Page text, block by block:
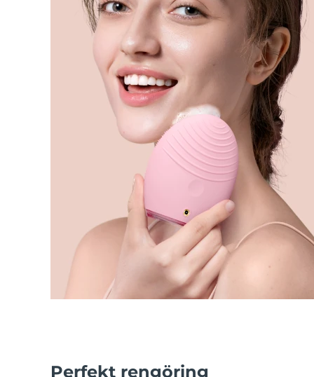
Perfekt rengöring